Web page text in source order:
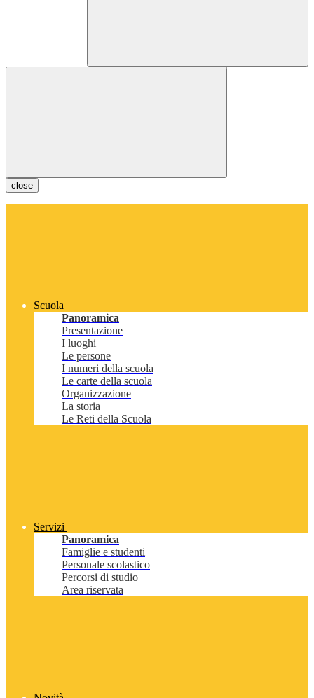
close
Scuola
Panoramica
Presentazione
I luoghi
Le persone
I numeri della scuola
Le carte della scuola
Organizzazione
La storia
Le Reti della Scuola
Servizi
Panoramica
Famiglie e studenti
Personale scolastico
Percorsi di studio
Area riservata